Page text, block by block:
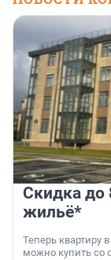
Скидка до
жильё*
Теперь квартиру
можно купить со